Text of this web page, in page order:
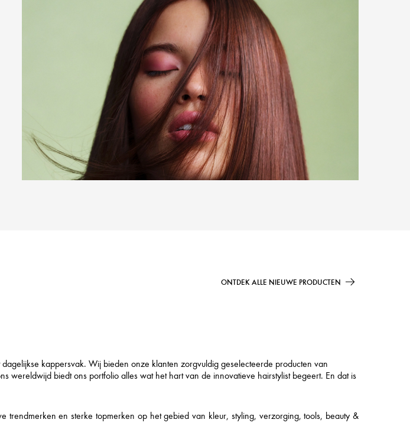
ONTDEK ALLE NIEUWE PRODUCTEN
kappersvak. Wij bieden onze klanten zorgvuldig geselecteerde producten van
biedt ons portfolio alles wat het hart van de innovatieve hairstylist begeert. En dat is
trendmerken en sterke topmerken op het gebied van kleur, styling, verzorging, tools, beauty &